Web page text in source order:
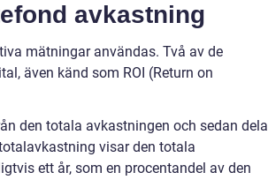
avkastning
mätningar användas. Två av de
även känd som ROI (Return on
den totala avkastningen och sedan dela
visar den totala
ett år, som en procentandel av den